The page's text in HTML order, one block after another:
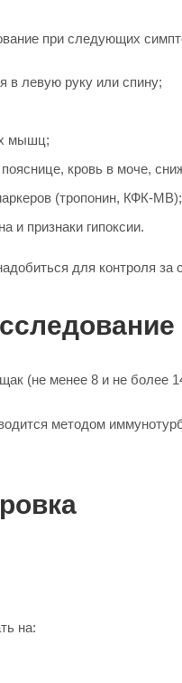
при следующих
в левую руку или спину;
мышц;
кровь в моче,
(тропонин, КФК-МВ);
и признаки гипоксии.
для контроля
(не менее 8 и не более
методом
на: